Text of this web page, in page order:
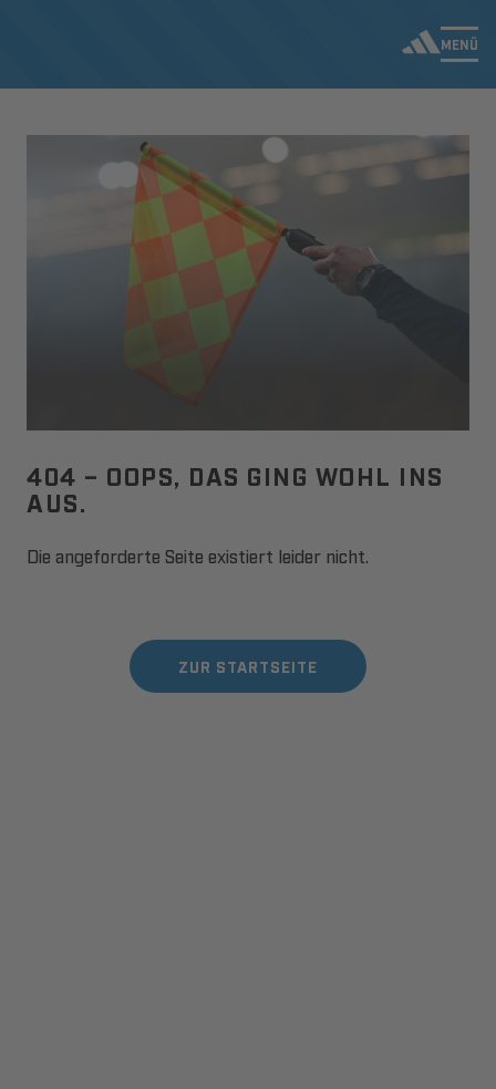
MENÜ
404 – OOPS, DAS GING WOHL INS
AUS.
Die angeforderte Seite existiert leider nicht.
ZUR STARTSEITE